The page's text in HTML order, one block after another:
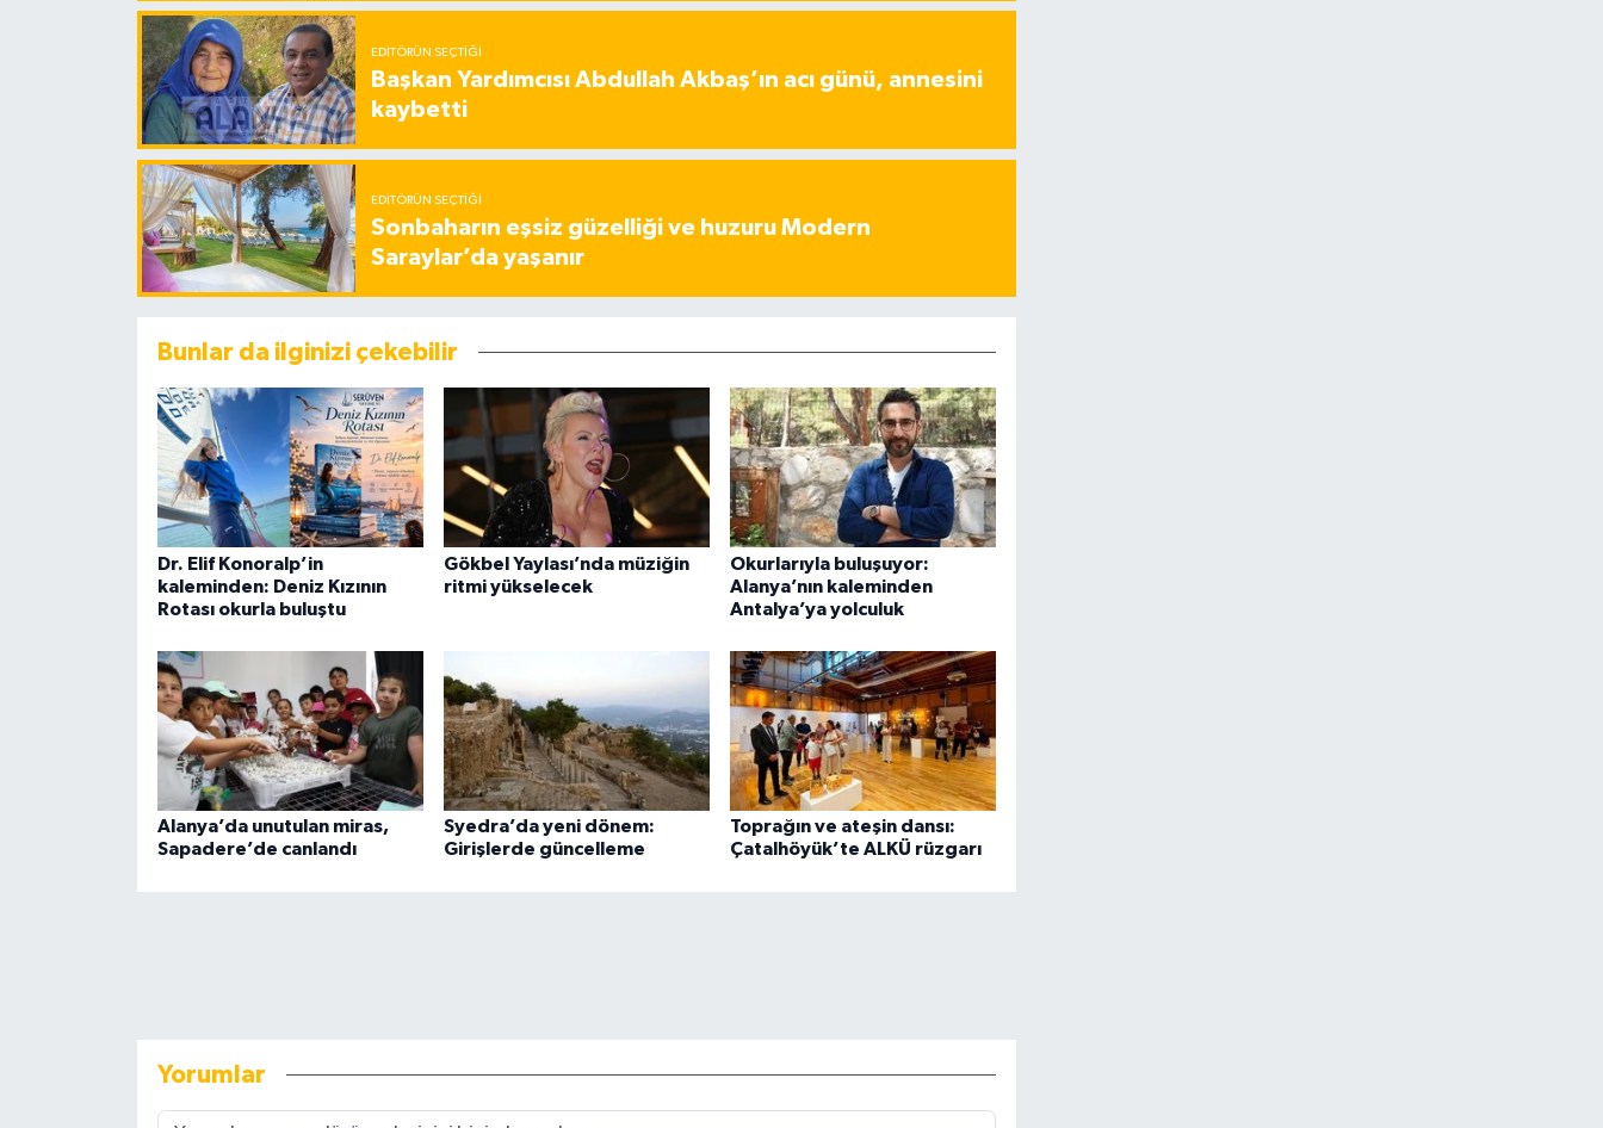
EDITÖRÜN SEÇTIĞI
Başkan Yardımcısı Abdullah Akbaş’ın acı günü, annesini
kaybetti
EDITÖRÜN SEÇTIĞI
Sonbaharın eşsiz güzelliği ve huzuru Modern
Saraylar’da yaşanır
Bunlar da ilginizi çekebilir
Dr. Elif Konoralp’in
kaleminden: Deniz Kızının
Rotası okurla buluştu
Gökbel Yaylası’nda müziğin
ritmi yükselecek
Okurlarıyla buluşuyor:
Alanya’nın kaleminden
Antalya’ya yolculuk
Alanya’da unutulan miras,
Sapadere’de canlandı
Syedra’da yeni dönem:
Girişlerde güncelleme
Toprağın ve ateşin dansı:
Çatalhöyük’te ALKÜ rüzgarı
Yorumlar